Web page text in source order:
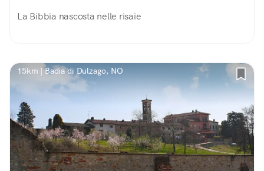
La Bibbia nascosta nelle risaie
15km | Badia di Dulzago, NO